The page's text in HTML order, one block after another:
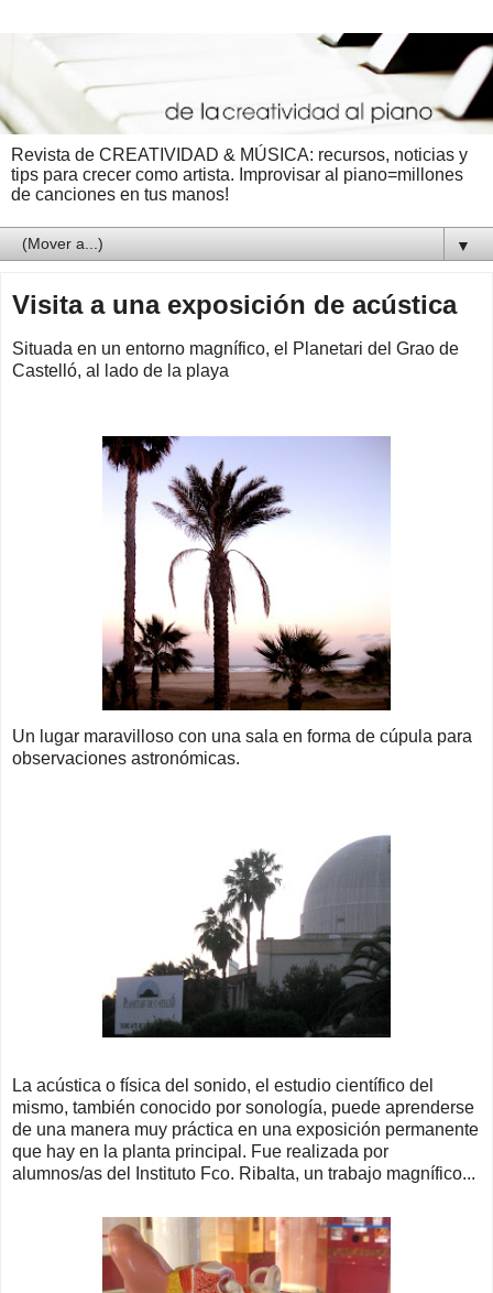
Revista de CREATIVIDAD & MÚSICA: recursos, noticias y
tips para crecer como artista. Improvisar al piano=millones
de canciones en tus manos!
▼
Visita a una exposición de acústica
Situada en un entorno magnífico, el Planetari del Grao de
Castelló, al lado de la playa
Un lugar maravilloso con una sala en forma de cúpula para
observaciones astronómicas.
La acústica o física del sonido, el estudio científico del
mismo, también conocido por sonología, puede aprenderse
de una manera muy práctica en una exposición permanente
que hay en la planta principal. Fue realizada por
alumnos/as del Instituto Fco. Ribalta, un trabajo magnífico...